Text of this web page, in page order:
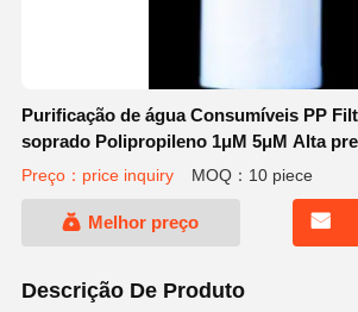
Purificação de água Consumíveis PP
soprado Polipropileno 1μM 5μM Alta
Preço：price inquiry MOQ：10 piece
Melhor preço
Descrição De Produto